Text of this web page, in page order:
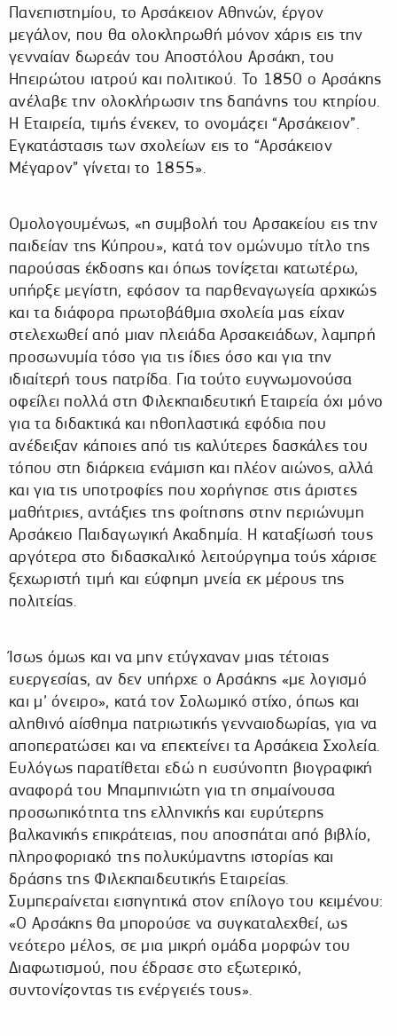
Πανεπιστημίου, το Αρσάκειον Αθηνών, έργον
μεγάλον, που θα ολοκληρωθή μόνον χάρις εις την
γενναίαν δωρεάν του Αποστόλου Αρσάκη, του
Ηπειρώτου ιατρού και πολιτικού. Το 1850 ο Αρσάκης
ανέλαβε την ολοκλήρωσιν της δαπάνης του κτηρίου.
Η Εταιρεία, τιμής ένεκεν, το ονομάζει “Αρσάκειον”.
Εγκατάστασις των σχολείων εις το “Αρσάκειον
Μέγαρον” γίνεται το 1855».
Ομολογουμένως, «η συμβολή του Αρσακείου εις την
παιδείαν της Κύπρου», κατά τον ομώνυμο τίτλο της
παρούσας έκδοσης και όπως τονίζεται κατωτέρω,
υπήρξε μεγίστη, εφόσον τα παρθεναγωγεία αρχικώς
και τα διάφορα πρωτοβάθμια σχολεία μας είχαν
στελεχωθεί από μιαν πλειάδα Αρσακειάδων, λαμπρή
προσωνυμία τόσο για τις ίδιες όσο και για την
ιδιαίτερή τους πατρίδα. Για τούτο ευγνωμονούσα
οφείλει πολλά στη Φιλεκπαιδευτική Εταιρεία όχι μόνο
για τα διδακτικά και ηθοπλαστικά εφόδια που
ανέδειξαν κάποιες από τις καλύτερες δασκάλες του
τόπου στη διάρκεια ενάμιση και πλέον αιώνος, αλλά
και για τις υποτροφίες που χορήγησε στις άριστες
μαθήτριες, αντάξιες της φοίτησης στην περιώνυμη
Αρσάκειο Παιδαγωγική Ακαδημία. Η καταξίωσή τους
αργότερα στο διδασκαλικό λειτούργημα τούς χάρισε
ξεχωριστή τιμή και εύφημη μνεία εκ μέρους της
πολιτείας.
Ίσως όμως και να μην ετύγχαναν μιας τέτοιας
ευεργεσίας, αν δεν υπήρχε ο Αρσάκης «με λογισμό
και μ’ όνειρο», κατά τον Σολωμικό στίχο, όπως και
αληθινό αίσθημα πατριωτικής γενναιοδωρίας, για να
αποπερατώσει και να επεκτείνει τα Αρσάκεια Σχολεία.
Ευλόγως παρατίθεται εδώ η ευσύνοπτη βιογραφική
αναφορά του Μπαμπινιώτη για τη σημαίνουσα
προσωπικότητα της ελληνικής και ευρύτερης
βαλκανικής επικράτειας, που αποσπάται από βιβλίο,
πληροφοριακό της πολυκύμαντης ιστορίας και
δράσης της Φιλεκπαιδευτικής Εταιρείας.
Συμπεραίνεται εισηγητικά στον επίλογο του κειμένου:
«Ο Αρσάκης θα μπορούσε να συγκαταλεχθεί, ως
νεότερο μέλος, σε μια μικρή ομάδα μορφών του
Διαφωτισμού, που έδρασε στο εξωτερικό,
συντονίζοντας τις ενέργειές τους».